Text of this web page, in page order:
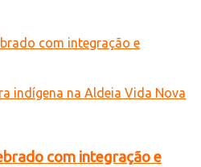
com integração e